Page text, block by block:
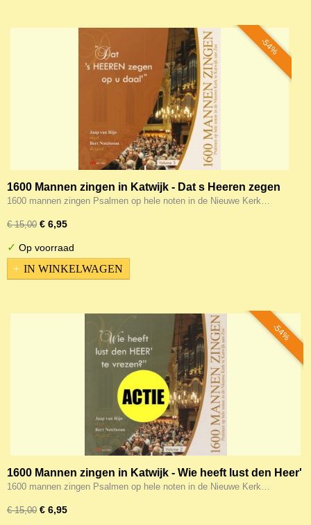
-54%
1600 Mannen zingen in Katwijk - Dat s Heeren zegen
op u daal (hele noten 3)
1600 mannen zingen Psalmen op hele noten in de Nieuwe Kerk…
€ 15,00 € 6,95
✓ Op voorraad
IN WINKELWAGEN
-54%
1600 Mannen zingen in Katwijk - Wie heeft lust den Heer'
te vrezen (hele noten 2)
1600 mannen zingen Psalmen op hele noten in de Nieuwe Kerk…
€ 15,00 € 6,95